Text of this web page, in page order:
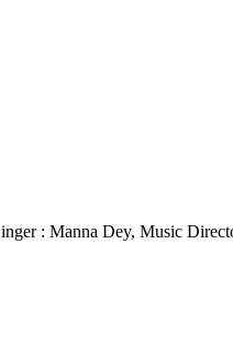
: Manna Dey, Music